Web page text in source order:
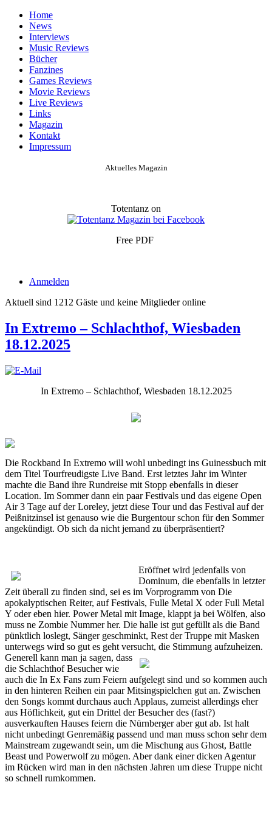
Home
News
Interviews
Music Reviews
Bücher
Fanzines
Games Reviews
Movie Reviews
Live Reviews
Links
Magazin
Kontakt
Impressum
Aktuelles Magazin
Totentanz on
Free PDF
Anmelden
Aktuell sind 1212 Gäste und keine Mitglieder online
In Extremo – Schlachthof, Wiesbaden
18.12.2025
In Extremo – Schlachthof, Wiesbaden 18.12.2025
Die Rockband In Extremo will wohl unbedingt ins Guinessbuch mit
dem Titel Tourfreudigste Live Band. Erst letztes Jahr im Winter
machte die Band ihre Rundreise mit Stopp ebenfalls in dieser
Location. Im Sommer dann ein paar Festivals und das eigene Open
Air 3 Tage auf der Loreley, jetzt diese Tour und das Festival auf der
Peißnitzinsel ist genauso wie die Burgentour schon für den Sommer
angekündigt. Ob sich da nicht jemand zu überpräsentiert?
Eröffnet wird jedenfalls von
Dominum, die ebenfalls in letzter
Zeit überall zu finden sind, sei es im Vorprogramm von Die
apokalyptischen Reiter, auf Festivals, Fulle Metal X oder Full Metal
Y oder eben hier. Power Metal mit Image, klappt ja bei Wölfen, also
muss ne Zombie Nummer her. Die halle ist gut gefüllt als die Band
pünktlich loslegt, Sänger geschminkt, Rest der Truppe mit Masken
unterwegs wird so gut es geht versucht, die Stimmung aufzuheizen.
Generell kann man ja sagen, dass
die Schlachthof Besucher wie
auch die In Ex Fans zum Feiern aufgelegt sind und so kommen auch
in den hinteren Reihen ein paar Mitsingspielchen gut an. Zwischen
den Songs kommt durchaus auch Applaus, zumeist allerdings eher
aus Höflichkeit, gut ein Drittel der Besucher des (fast?)
ausverkauften Hauses feiern die Nürnberger aber gut ab. Ist halt
nicht unbedingt Genremäßig passend und man muss schon sehr dem
Mainstream zugewandt sein, um die Mischung aus Ghost, Battle
Beast und Powerwolf zu mögen. Aber dank einer dicken Agentur
im Rücken wird man in den nächsten Jahren um diese Truppe nicht
so schnell rumkommen.